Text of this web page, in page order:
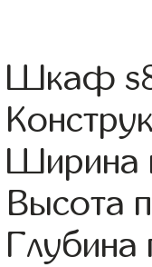
Шкаф
Ширина
Высота
Глубина